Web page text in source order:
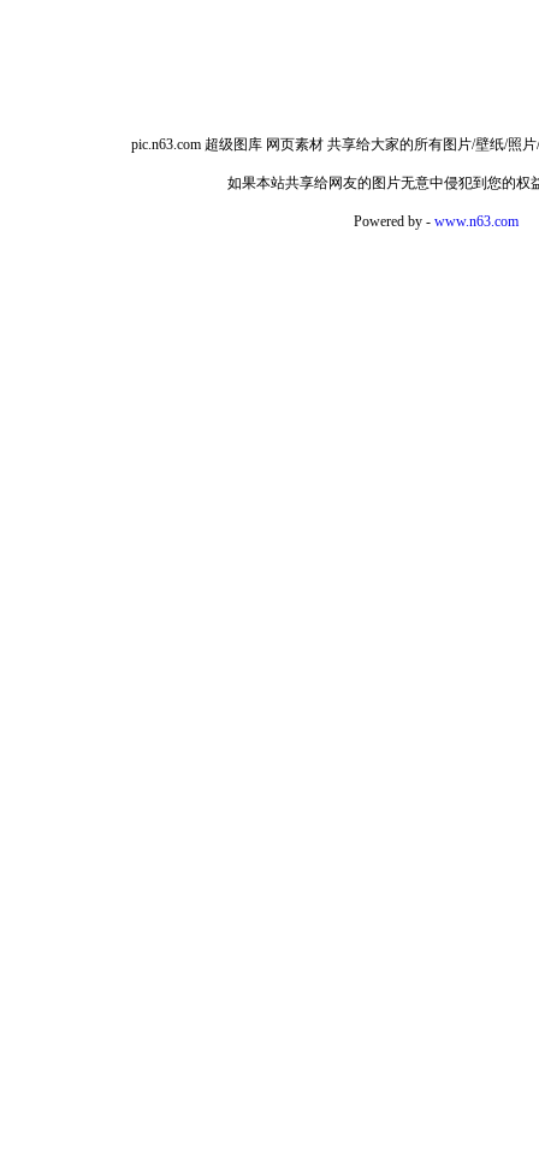
pic.n63.com 超级图库 网页素材 共享给大家的所有图片/壁纸/
如果本站共享给网友的图片无意中侵犯到您的权
Powered by - www.n63.com